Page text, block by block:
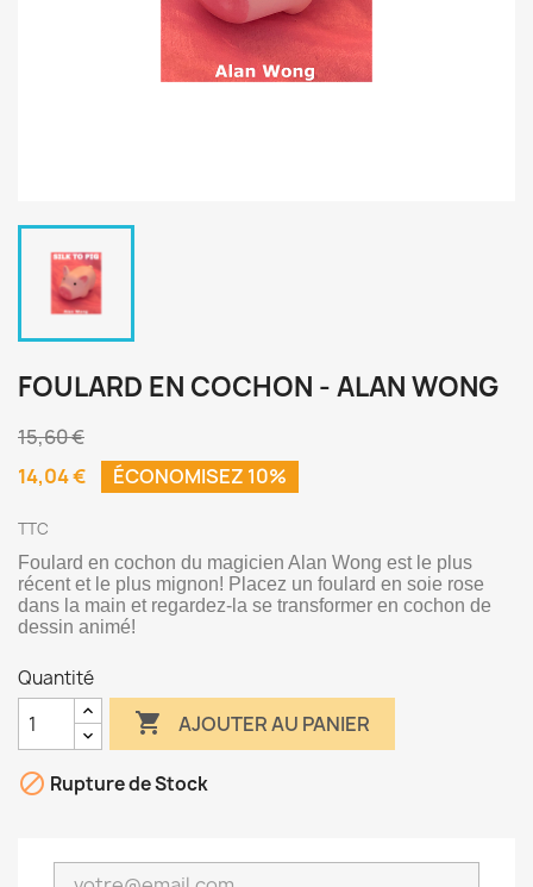
FOULARD EN COCHON - ALAN WONG
15,60 €
14,04 €
ÉCONOMISEZ 10%
TTC
Foulard en cochon du magicien Alan Wong est le plus
récent et le plus mignon! Placez un foulard en soie rose
dans la main et regardez-la se transformer en cochon de
dessin animé!
Quantité
 AJOUTER AU PANIER
 Rupture de Stock